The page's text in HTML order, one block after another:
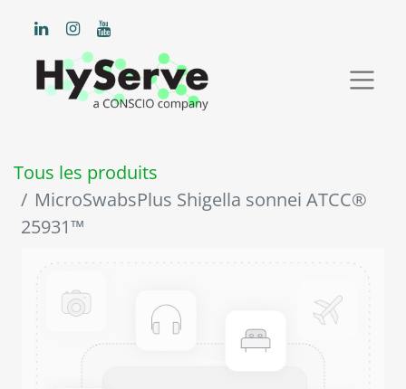
Tous les produits
MicroSwabsPlus Shigella sonnei ATCC®
25931™